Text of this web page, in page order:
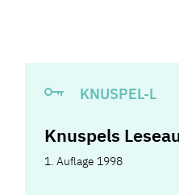
KNUSPEL-L
Knuspels
1. Auflage 1998